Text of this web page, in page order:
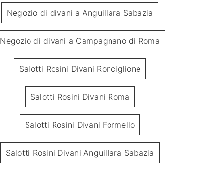
Mose
Negozio di divani a Anguillara Sabazia
Negozio di divani a Campagnano di Roma
Salotti Rosini Divani Ronciglione
Salotti Rosini Divani Roma
Salotti Rosini Divani Formello
Salotti Rosini Divani Anguillara Sabazia